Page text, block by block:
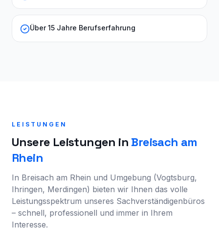
Über 15 Jahre Berufserfahrung
LEISTUNGEN
Unsere Leistungen in Breisach am
Rhein
In Breisach am Rhein und Umgebung (Vogtsburg,
Ihringen, Merdingen) bieten wir Ihnen das volle
Leistungsspektrum unseres Sachverständigenbüros
– schnell, professionell und immer in Ihrem
Interesse.